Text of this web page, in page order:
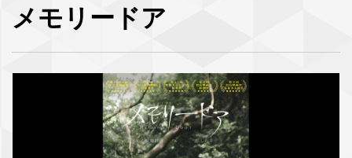
メモリードア